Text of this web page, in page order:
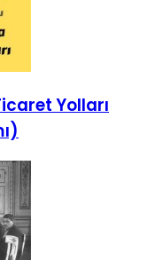
Yolları